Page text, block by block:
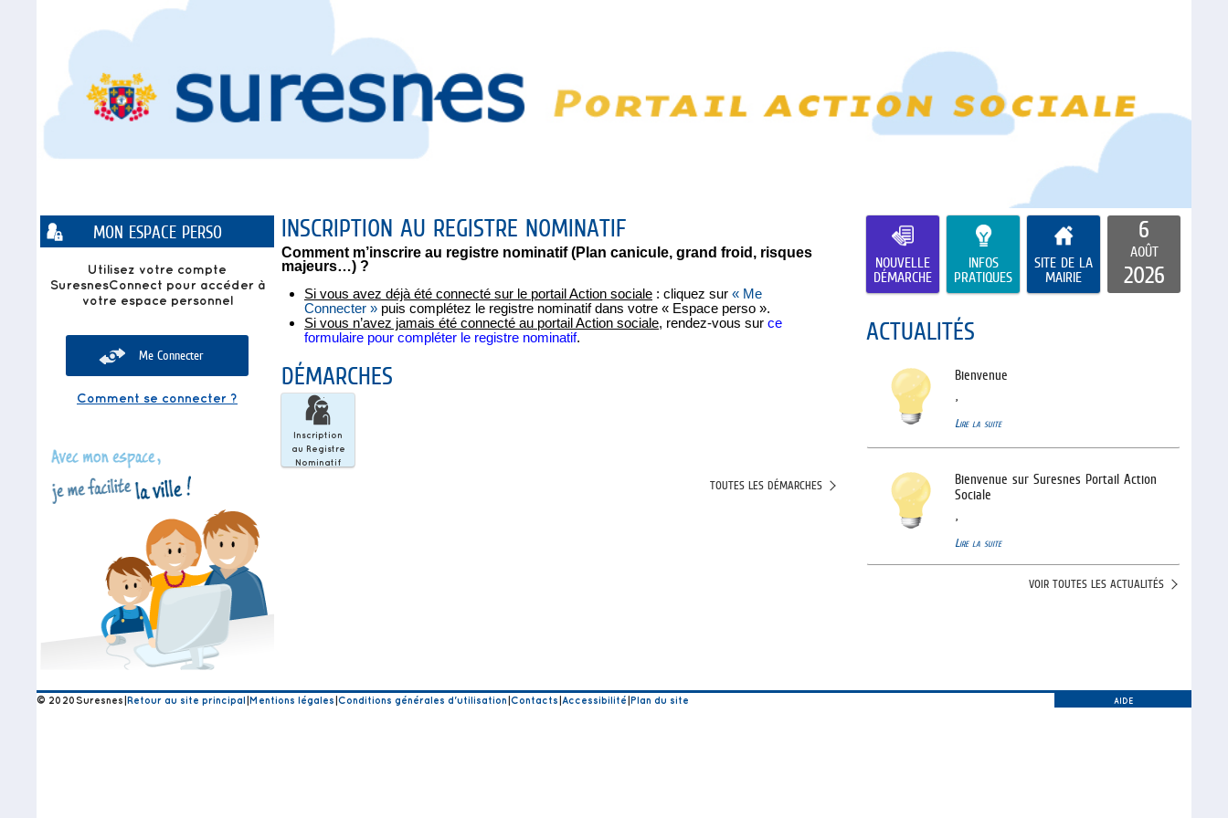
Liste
des
avertissements
MON ESPACE PERSO
Utilisez votre compte
SuresnesConnect pour accéder à
votre espace personnel
Me Connecter
Comment se connecter ?
NOUVELLE
DÉMARCHE
INFOS
PRATIQUES
SITE DE LA
MAIRIE
6
AOÛT
2026
INSCRIPTION AU REGISTRE NOMINATIF
Comment m’inscrire au registre nominatif (Plan canicule, grand froid, risques
majeurs…) ?
Si vous avez déjà été connecté sur le portail Action sociale : cliquez sur « Me
Connecter » puis complétez le registre nominatif dans votre « Espace perso ».
Si vous n’avez jamais été connecté au portail Action sociale, rendez-vous sur ce
formulaire pour compléter le registre nominatif.
DÉMARCHES
Inscription
au
Registre
Nominatif
Inscription
au Registre
Nominatif
TOUTES LES DÉMARCHES
ACTUALITÉS
Bienvenue
Lire la suite
Bienvenue sur Suresnes Portail Action
Sociale
Lire la suite
VOIR TOUTES LES ACTUALITÉS
© 2020Suresnes |Retour au site principal |Mentions légales |Conditions générales d'utilisation |Contacts |Accessibilité |Plan du site AIDE